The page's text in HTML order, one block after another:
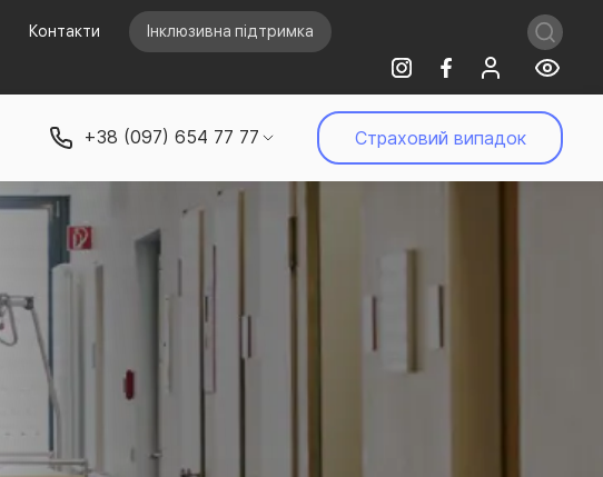
Контакти Інклюзивна підтримка
+38 (097) 654 77 77 Страховий випадок